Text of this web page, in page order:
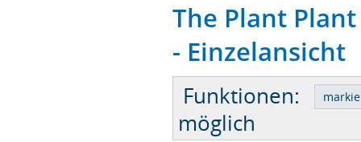
The Plant
- Einzelansicht
Funktionen:
möglich